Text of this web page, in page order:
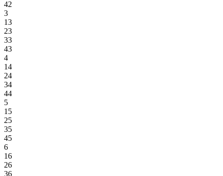
42
3
13
23
33
43
4
14
24
34
44
5
15
25
35
45
6
16
26
36